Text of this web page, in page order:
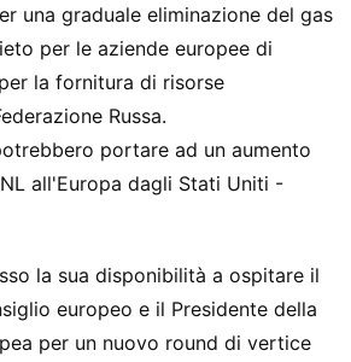
una graduale eliminazione del gas
per le aziende europee di
la fornitura di risorse
Russa.
portare ad un aumento
all'Europa dagli Stati Uniti -
la sua disponibilità a ospitare il
europeo e il Presidente della
per un nuovo round di vertice